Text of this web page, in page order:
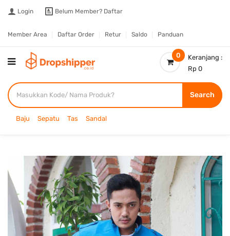
Login Belum Member? Daftar
Member Area Daftar Order Retur Saldo Panduan
0
Keranjang :
Rp 0
Search
Baju Sepatu Tas Sandal